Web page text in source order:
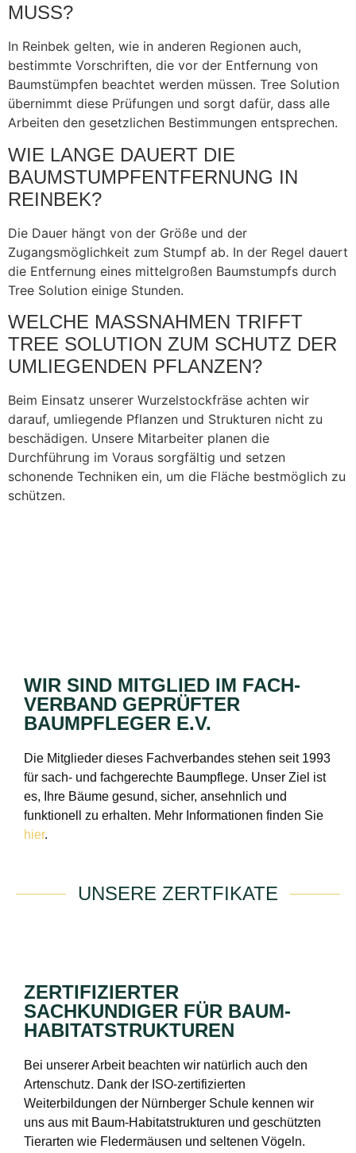
MUSS?
In Reinbek gelten, wie in anderen Regionen auch,
bestimmte Vorschriften, die vor der Entfernung von
Baumstümpfen beachtet werden müssen. Tree Solution
übernimmt diese Prüfungen und sorgt dafür, dass alle
Arbeiten den gesetzlichen Bestimmungen entsprechen.
WIE LANGE DAUERT DIE
BAUMSTUMPFENTFERNUNG IN
REINBEK?
Die Dauer hängt von der Größe und der
Zugangsmöglichkeit zum Stumpf ab. In der Regel dauert
die Entfernung eines mittelgroßen Baumstumpfs durch
Tree Solution einige Stunden.
WELCHE MASSNAHMEN TRIFFT T
REE SOLUTION ZUM SCHUTZ DER U
MLIEGENDEN PFLANZEN?
Beim Einsatz unserer Wurzelstockfräse achten wir
darauf, umliegende Pflanzen und Strukturen nicht zu
beschädigen. Unsere Mitarbeiter planen die
Durchführung im Voraus sorgfältig und setzen
schonende Techniken ein, um die Fläche bestmöglich zu
schützen.
WIR SIND MITGLIED IM FACH­
VERBAND GEPRÜFTER
BAUMPFLEGER E.V.
Die Mitglieder dieses Fachverbandes stehen seit 1993
für sach- und fachgerechte Baumpflege. Unser Ziel ist
es, Ihre Bäume gesund, sicher, ansehnlich und
funktionell zu erhalten. Mehr Informationen finden Sie
hier.
UNSERE ZERTFIKATE
ZERTIFIZIERTER
SACHKUNDIGER FÜR BAUM-
HABITATSTRUKTUREN
Bei unserer Arbeit beachten wir natürlich auch den
Artenschutz. Dank der ISO-zertifizierten
Weiterbildungen der Nürnberger Schule kennen wir
uns aus mit Baum-Habitatstrukturen und geschützten
Tierarten wie Fledermäusen und seltenen Vögeln.